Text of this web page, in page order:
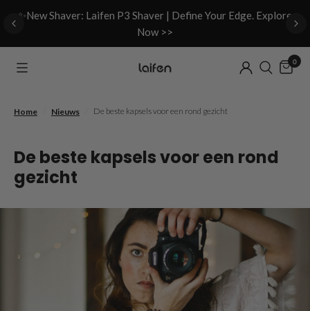
✨New Shaver: Laifen P3 Shaver | Define Your Edge. Explore
Now >>
0
Home Nieuws De beste kapsels voor een rond gezicht
De beste kapsels voor een rond
gezicht